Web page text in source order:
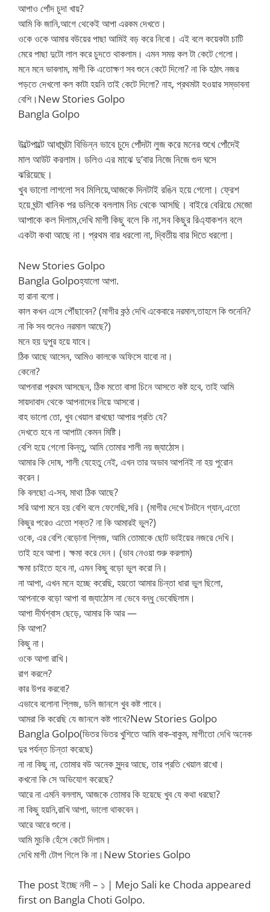
আপাও পোঁদ চুদা খায়?
আমি কি জানি,আগে থেকেই আপা এরকম দেখতে।
ওকে ওকে আমার বউয়ের পাছা আমিই বড় করে নিবো। এই বলে কয়েকটা চাটি
মেরে পাছা দুটো লাল করে চুদতে থাকলাম। এমন সময় কল টা কেটে গেলো।
মনে মনে ভাবলাম, মাগী কি এতোক্ষণ সব শুনে কেটে দিলো? না কি হঠাৎ নজর
পড়তে দেখলো কল কাটা হয়নি তাই কেটে দিলো? নাহ, প্রথমটা হওয়ার সম্ভাবনা
বেশি। New Stories Golpo
Bangla Golpo
উল্টেপাল্টে আধাঘন্টা বিভিন্ন ভাবে চুদে পোঁদটা লুজ করে মনের শুখে পোঁদেই
মাল আউট করলাম। ডলিও এর মাঝে দু’বার নিজে নিজে গুদ ঘসে
ঝরিয়েছে।
খুব ভালো লাগলো সব মিলিয়ে,আজকে দিনটাই রঙিন হয়ে গেলো। ফ্রেশ
হয়ে ঘন্টা খানিক পর ডলিকে বললাম নিচ থেকে আসছি। বাইরে বেরিয়ে মেজো
আপাকে কল দিলাম,দেখি মাগী কিছু বলে কি না,সব কিছুর রিএ্যাকশন বলে
একটা কথা আছে না। প্রথম বার ধরলো না, দ্বিতীয় বার দিতে ধরলো।
New Stories Golpo
Bangla Golpoহ্যালো আপা.
হা রানা বলো।
কাল কখন এসে পৌঁছাবেন? (মাগীর কন্ঠ দেখি একেবারে নরমাল,তাহলে কি শুনেনি?
না কি সব শুনেও নরমাল আছে?)
মনে হয় দুপুর হয়ে যাবে।
ঠিক আছে আসেন, আমিও কালকে অফিসে যাবো না।
কেনো?
আপনারা প্রথম আসছেন, ঠিক মতো বাসা চিনে আসতে কষ্ট হবে, তাই আমি
সায়দাবাদ থেকে আপনাদের নিয়ে আসবো।
বাহ ভালো তো, খুব খেয়াল রাখছো আপার প্রতি যে?
দেখতে হবে না আপাটা কেমন মিষ্টি।
বেশি হয়ে গেলো কিন্তু, আমি তোমার শালী নয় জ্যাঠোস।
আমার কি দোষ, শালী যেহেতু নেই, এখন তার অভাব আপনিই না হয় পুরোন
করেন।
কি বলছো এ-সব, মাথা ঠিক আছে?
সরি আপা মনে হয় বেশি বলে ফেলেছি,সরি। (মাগীর দেখে টনটনে গ্যান,এতো
কিছুর পরেও এতো শক্ত? না কি আমারই ভুল?)
ওকে, এর বেশি বেড়োনা প্লিজ, আমি তোমাকে ছোট ভাইয়ের নজরে দেখি।
তাই হবে আপা। ক্ষমা করে দেন। (ভাব নেওয়া শুরু করলাম)
ক্ষমা চাইতে হবে না, এমন কিছু বড়ো ভুল করো নি।
না আপা, এখন মনে হচ্ছে করেছি, হয়তো আমার চিন্তা ধারা ভুল ছিলো,
আপনাকে বড়ো আপা বা জ্যাঠোস না ভেবে বন্ধু ভেবেছিলাম।
আপা দীর্ঘশ্বাস ছেড়ে, আমার কি আর —
কি আপা?
কিছু না।
ওকে আপা রাখি।
রাগ করলে?
কার উপর করবো?
এভাবে বলোনা প্লিজ, ডলি জানলে খুব কষ্ট পাবে।
আমরা কি করেছি যে জানলে কষ্ট পাবে?New Stories Golpo
Bangla Golpo(ভিতর ভিতর খুশিতে আমি বাক-বাকুম, মাগীতো দেখি অনেক
দুর পর্যন্ত চিন্তা করেছে)
না না কিছু না, তোমার বউ অনেক সুন্দর আছে, তার প্রতি খেয়াল রাখো।
কখনো কি সে অভিযোগ করেছে?
আরে না এমনি বললাম, আজকে তোমার কি হয়েছে খুব যে কথা ধরছো?
না কিছু হয়নি,রাখি আপা, ভালো থাকবেন।
আরে আরে শুনো।
আমি মুচকি হেঁসে কেটে দিলাম।
দেখি মাগী টোপ গিলে কি না। New Stories Golpo
The post ইচ্ছে নদী – ১ | Mejo Sali ke Choda appeared
first on Bangla Choti Golpo.